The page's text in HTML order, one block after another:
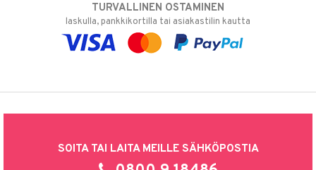
TURVALLINEN OSTAMINEN
laskulla, pankkikortilla tai asiakastilin kautta
SOITA TAI LAITA MEILLE SÄHKÖPOSTIA